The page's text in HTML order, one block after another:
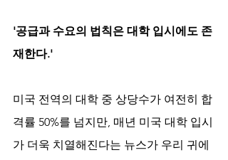
'공급과 수요의 법칙은 대학 입시에도 존
재한다.'
미국 전역의 대학 중 상당수가 여전히 합
격률 50%를 넘지만, 매년 미국 대학 입시
가 더욱 치열해진다는 뉴스가 우리 귀에